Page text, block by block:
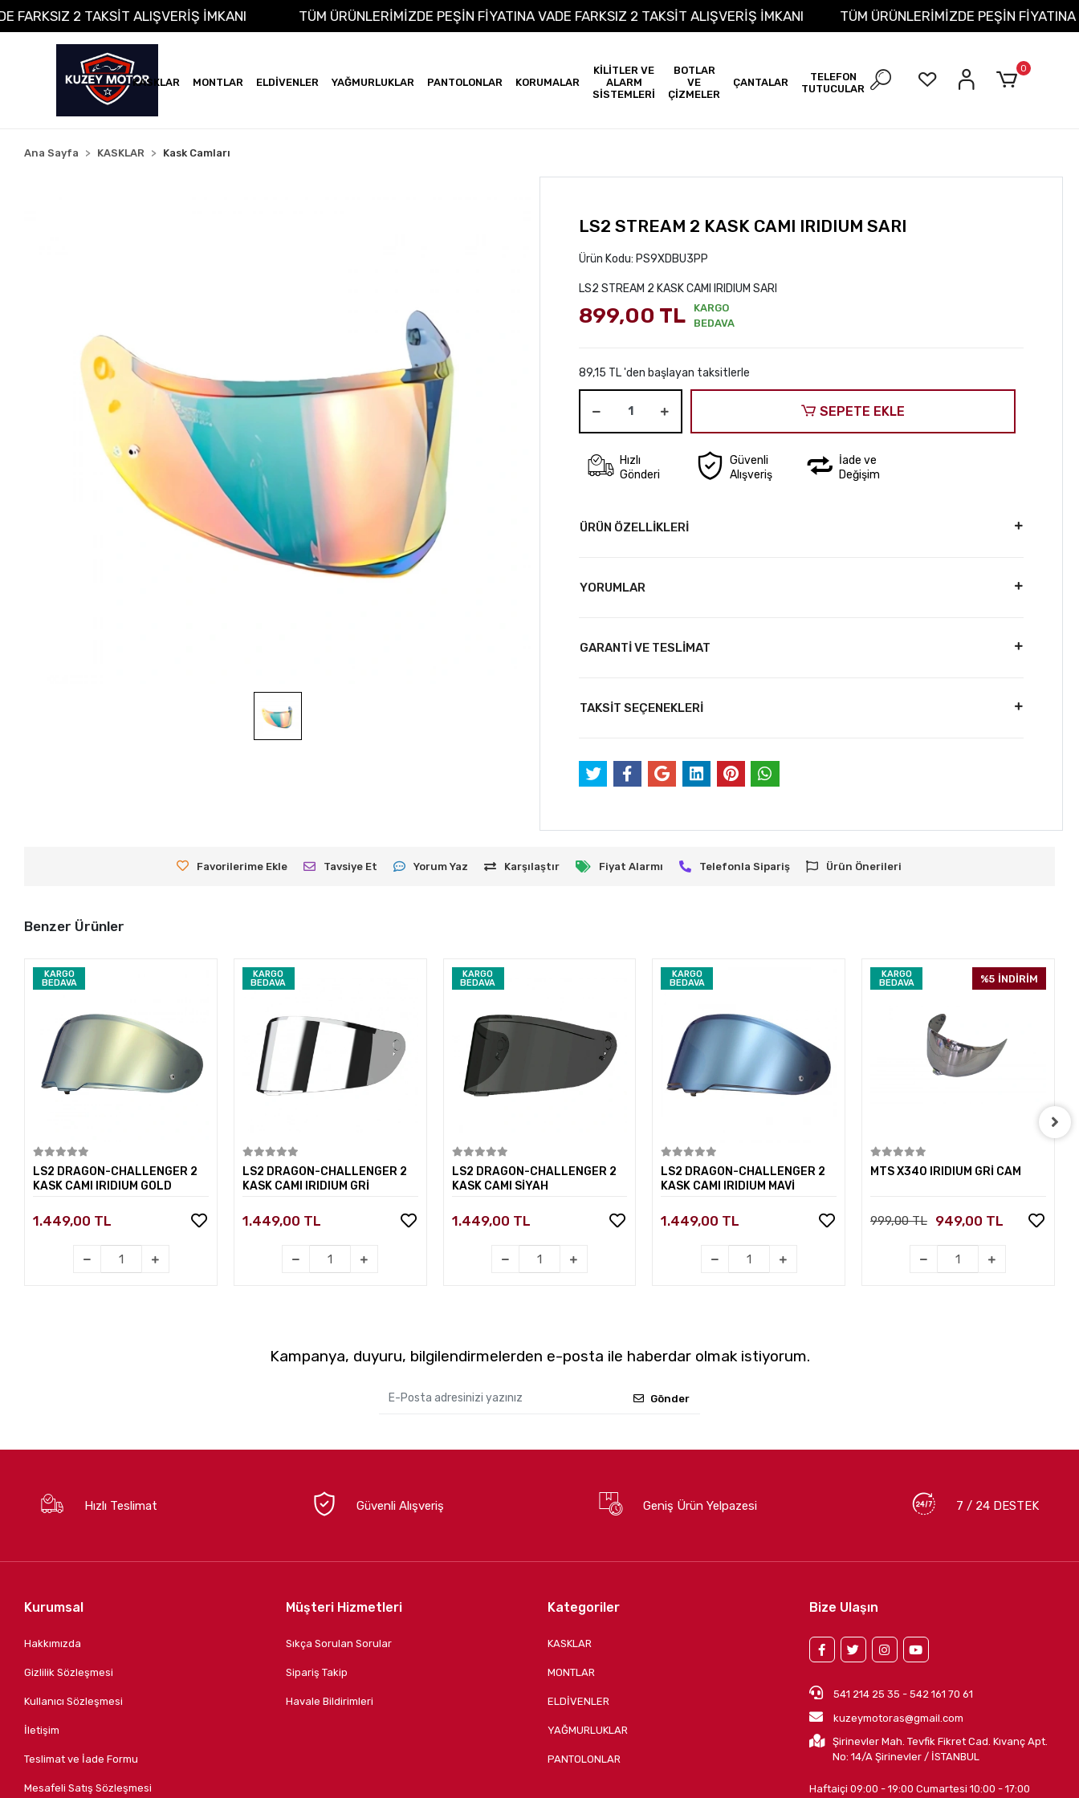
VADE FARKSIZ 2 TAKSİT ALIŞVERİŞ İMKANI TÜM ÜRÜNLERİMİZDE PEŞİN FİYATINA VADE FARKSIZ 2 TAKSİT ALIŞVERİŞ İMKANI TÜM ÜRÜNLERİMİZDE PEŞİN
KASKLAR MONTLAR ELDİVENLER YAĞMURLUKLAR PANTOLONLAR KORUMALAR
KİLİTLER VE
ALARM
SİSTEMLERİ
BOTLAR
VE
ÇİZMELER
ÇANTALAR
TELEFON
TUTUCULAR
0
Ana Sayfa KASKLAR Kask Camları
LS2 STREAM 2 KASK CAMI IRIDIUM SARI
Ürün Kodu: PS9XDBU3PP
LS2 STREAM 2 KASK CAMI IRIDIUM SARI
899,00 TL
KARGO
BEDAVA
89,15 TL 'den başlayan taksitlerle
SEPETE EKLE
Hızlı
Gönderi
Güvenli
Alışveriş
İade ve
Değişim
ÜRÜN ÖZELLİKLERİ
YORUMLAR
GARANTİ VE TESLİMAT
TAKSİT SEÇENEKLERİ
Favorilerime Ekle Tavsiye Et Yorum Yaz Karşılaştır Fiyat Alarmı Telefonla Sipariş Ürün Önerileri
Benzer Ürünler
KARGO
BEDAVA
LS2 DRAGON-CHALLENGER 2
KASK CAMI IRIDIUM GOLD
1.449,00 TL
KARGO
BEDAVA
LS2 DRAGON-CHALLENGER 2
KASK CAMI IRIDIUM GRİ
1.449,00 TL
KARGO
BEDAVA
LS2 DRAGON-CHALLENGER 2
KASK CAMI SİYAH
1.449,00 TL
KARGO
BEDAVA
LS2 DRAGON-CHALLENGER 2
KASK CAMI IRIDIUM MAVİ
1.449,00 TL
KARGO
BEDAVA
%5 İNDİRİM
MTS X340 IRIDIUM GRİ CAM
999,00 TL 949,00 TL
Kampanya, duyuru, bilgilendirmelerden e-posta ile haberdar olmak istiyorum.
Gönder
Hızlı Teslimat Güvenli Alışveriş Geniş Ürün Yelpazesi 7 / 24 DESTEK
Kurumsal
Hakkımızda
Gizlilik Sözleşmesi
Kullanıcı Sözleşmesi
İletişim
Teslimat ve İade Formu
Mesafeli Satış Sözleşmesi
Müşteri Hizmetleri
Sıkça Sorulan Sorular
Sipariş Takip
Havale Bildirimleri
Kategoriler
KASKLAR
MONTLAR
ELDİVENLER
YAĞMURLUKLAR
PANTOLONLAR
Bize Ulaşın
541 214 25 35 - 542 161 70 61
kuzeymotoras@gmail.com
Şirinevler Mah. Tevfik Fikret Cad. Kıvanç Apt.
No: 14/A Şirinevler / İSTANBUL
Haftaiçi 09:00 - 19:00 Cumartesi 10:00 - 17:00